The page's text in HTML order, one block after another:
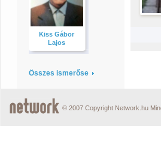
Kiss Gábor
Lajos
Összes ismerőse
© 2007 Copyright Network.hu